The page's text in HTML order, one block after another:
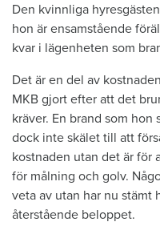
​Den kvinnliga
hon är ensamstående
kvar i lägenheten som
Det är en del av
MKB gjort efter att det
kräver. En brand som hon
dock inte skälet till att
kostnaden utan det är för
för målning och golv.
veta av utan har nu stämt
återstående beloppet.